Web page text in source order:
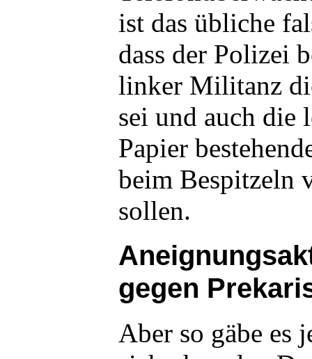
ist das übliche
dass der Polizei
linker Militanz
sei und auch die
Papier
beim Bespitzeln
sollen.
gegen
Aber so gäbe es